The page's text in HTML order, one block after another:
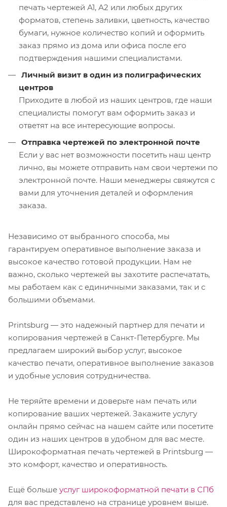
печать чертежей А1, А2 или любых других
форматов, степень заливки, цветность, качество
бумаги, нужное количество копий и оформить
заказ прямо из дома или офиса после его
подтверждения нашими специалистами.
Личный визит в один из полиграфических
центров
Приходите в любой из наших центров, где наши
специалисты помогут вам оформить заказ и
ответят на все интересующие вопросы.
Отправка чертежей по электронной почте
Если у вас нет возможности посетить наш центр
лично, вы можете отправить нам свои чертежи по
электронной почте. Наши менеджеры свяжутся с
вами для уточнения деталей и оформления
заказа.
Независимо от выбранного способа, мы
гарантируем оперативное выполнение заказа и
высокое качество готовой продукции. Нам не
важно, сколько чертежей вы захотите распечатать,
мы работаем как с единичными заказами, так и с
большими объемами.
Printsburg — это надежный партнер для печати и
копирования чертежей в Санкт-Петербурге. Мы
предлагаем широкий выбор услуг, высокое
качество печати, оперативное выполнение заказов
и удобные условия сотрудничества.
Не теряйте времени и доверьте нам печать или
копирование ваших чертежей. Закажите услугу
онлайн прямо сейчас на нашем сайте или посетите
один из наших центров в удобном для вас месте.
Широкоформатная печать чертежей в Printsburg —
это комфорт, качество и оперативность.
Ещё больше услуг широкоформатной печати в СПб
для вас представлено на странице уровнем выше.